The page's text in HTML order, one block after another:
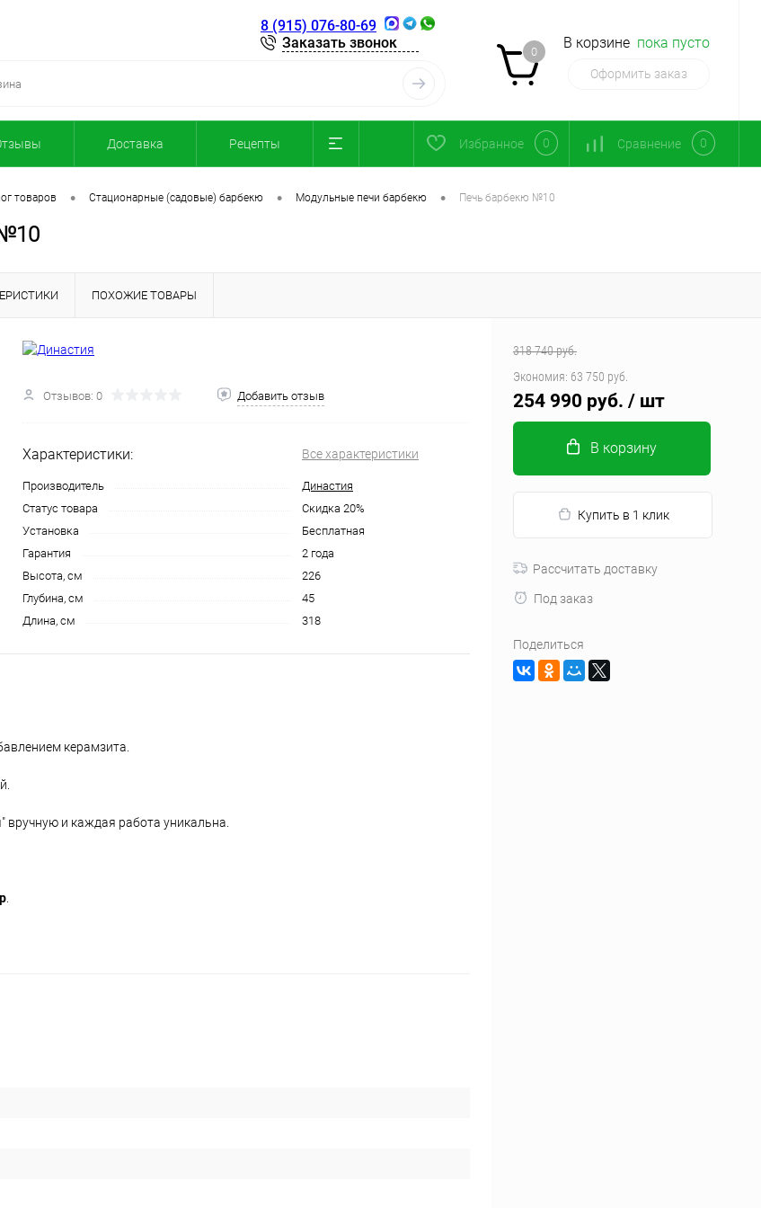
8 (915) 076-80-69
Заказать звонок
0
В корзине пока пусто
Оформить заказ
Доставка Рецепты Избранное 0 Сравнение 0
товаров • Стационарные (садовые) барбекю • Модульные печи барбекю • Печь барбекю №10
ПОХОЖИЕ ТОВАРЫ
Отзывов: 0 Добавить отзыв
Характеристики: Все характеристики
Производитель
Династия
Статус товара
Скидка 20%
Установка
Бесплатная
Гарантия
2 года
Высота, см
226
Глубина, см
45
Длина, см
318
керамзита.
и каждая работа уникальна.
318 740 руб.
Экономия: 63 750 руб.
254 990 руб. / шт
В корзину
Купить в 1 клик
Рассчитать доставку
Под заказ
Поделиться